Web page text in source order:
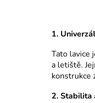
1.
Tato lavice
a letiště.
konstrukce
2. Stabilita